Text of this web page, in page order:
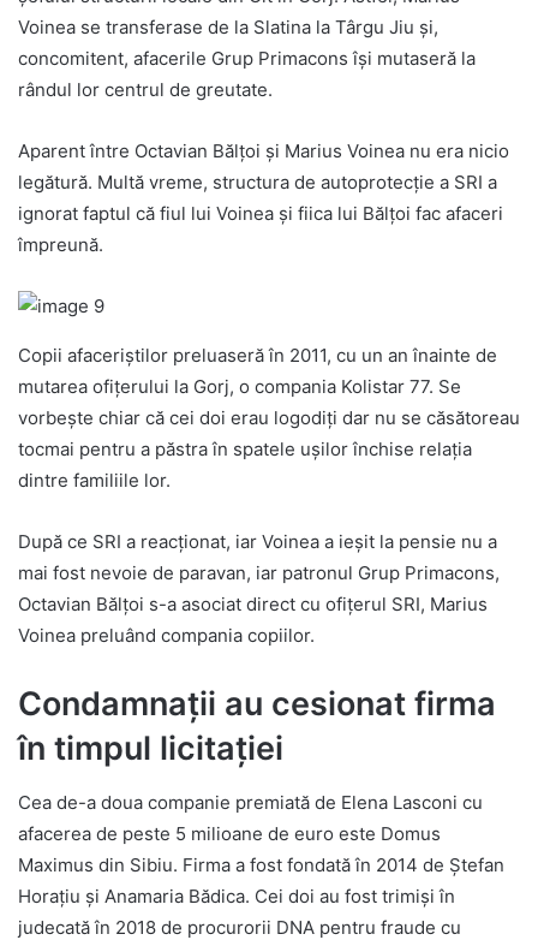
Voinea se transferase de la Slatina la Târgu Jiu și,
concomitent, afacerile Grup Primacons își mutaseră la
rândul lor centrul de greutate.
Aparent între Octavian Bălțoi și Marius Voinea nu era nicio
legătură. Multă vreme, structura de autoprotecție a SRI a
ignorat faptul că fiul lui Voinea și fiica lui Bălțoi fac afaceri
împreună.
Copii afaceriștilor preluaseră în 2011, cu un an înainte de
mutarea ofițerului la Gorj, o compania Kolistar 77. Se
vorbește chiar că cei doi erau logodiți dar nu se căsătoreau
tocmai pentru a păstra în spatele ușilor închise relația
dintre familiile lor.
După ce SRI a reacționat, iar Voinea a ieșit la pensie nu a
mai fost nevoie de paravan, iar patronul Grup Primacons,
Octavian Bălțoi s-a asociat direct cu ofițerul SRI, Marius
Voinea preluând compania copiilor.
Condamnații au cesionat firma
în timpul licitației
Cea de-a doua companie premiată de Elena Lasconi cu
afacerea de peste 5 milioane de euro este Domus
Maximus din Sibiu. Firma a fost fondată în 2014 de Ștefan
Horațiu și Anamaria Bădica. Cei doi au fost trimiși în
judecată în 2018 de procurorii DNA pentru fraude cu